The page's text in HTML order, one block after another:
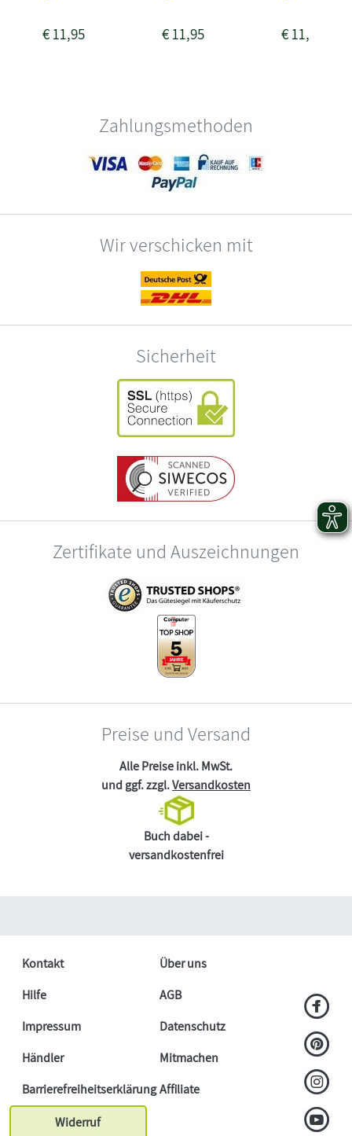
€11,95 €11,95 €11,95
Zahlungsmethoden
Wir verschicken mit
Sicherheit
Zertifikate und Auszeichnungen
Preise und Versand
Alle Preise inkl. MwSt.
und ggf. zzgl.Versandkosten
Buch dabei -
versandkostenfrei
Kontakt
Über uns
Hilfe
AGB
Impressum
Datenschutz
Händler
Mitmachen
BarrierefreiheitserklärungAffiliate
Widerruf